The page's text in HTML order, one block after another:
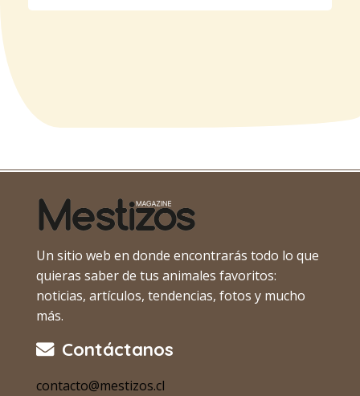
Un sitio web en donde encontrarás todo lo que
quieras saber de tus animales favoritos:
noticias, artículos, tendencias, fotos y mucho
más.
Contáctanos
contacto@mestizos.cl